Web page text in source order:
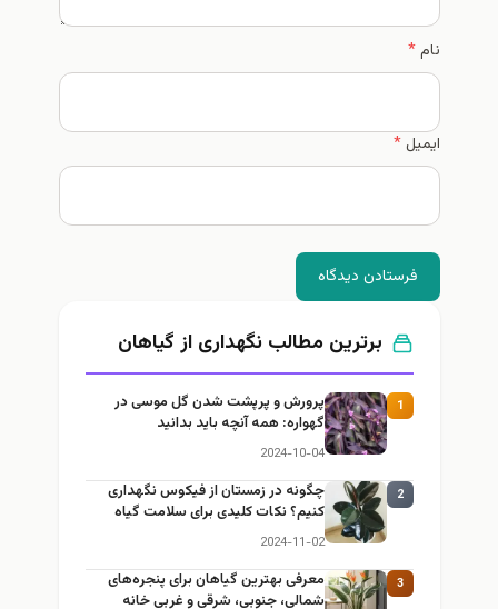
نام*
ایمیل*
فرستادن دیدگاه
برترین مطالب نگهداری از گیاهان
پرورش و پرپشت شدن گل موسی در
گهواره: همه آنچه باید بدانید
2024-10-04
2
چگونه در زمستان از فیکوس نگهداری
کنیم؟ نکات کلیدی برای سلامت گیاه
2024-11-02
3
معرفی بهترین گیاهان برای پنجره‌های
شمالی، جنوبی، شرقی و غربی خانه